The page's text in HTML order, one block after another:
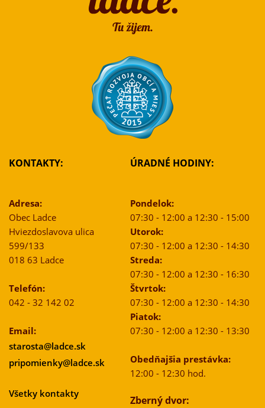
KONTAKTY:
Adresa:
Obec Ladce
Hviezdoslavova ulica
599/133
018 63 Ladce
Telefón:
042 - 32 142 02
Email:
starosta@ladce.sk
pripomienky@ladce.sk
Všetky kontakty
ÚRADNÉ HODINY:
Pondelok:
07:30 - 12:00 a 12:30 - 15:00
Utorok:
07:30 - 12:00 a 12:30 - 14:30
Streda:
07:30 - 12:00 a 12:30 - 16:30
Štvrtok:
07:30 - 12:00 a 12:30 - 14:30
Piatok:
07:30 - 12:00 a 12:30 - 13:30
Obedňajšia prestávka:
12:00 - 12:30 hod.
Zberný dvor: